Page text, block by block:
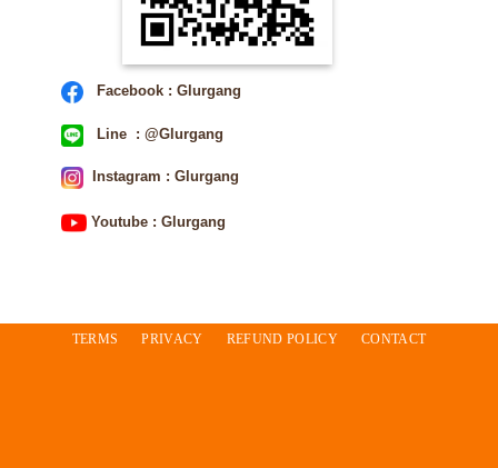
Facebook : Glurgang
Line : @Glurgang
Instagram : Glurgang
Youtube : Glurgang
TERMS PRIVACY REFUND POLICY CONTACT